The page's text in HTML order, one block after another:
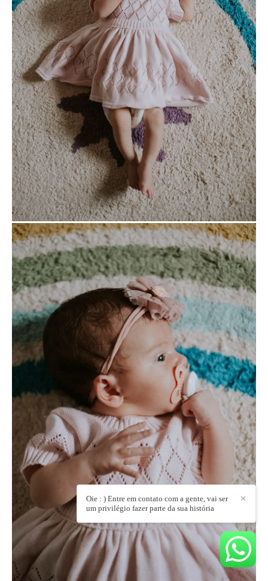
✕
Oie : ) Entre em contato com a gente, vai ser
um privilégio fazer parte da sua história